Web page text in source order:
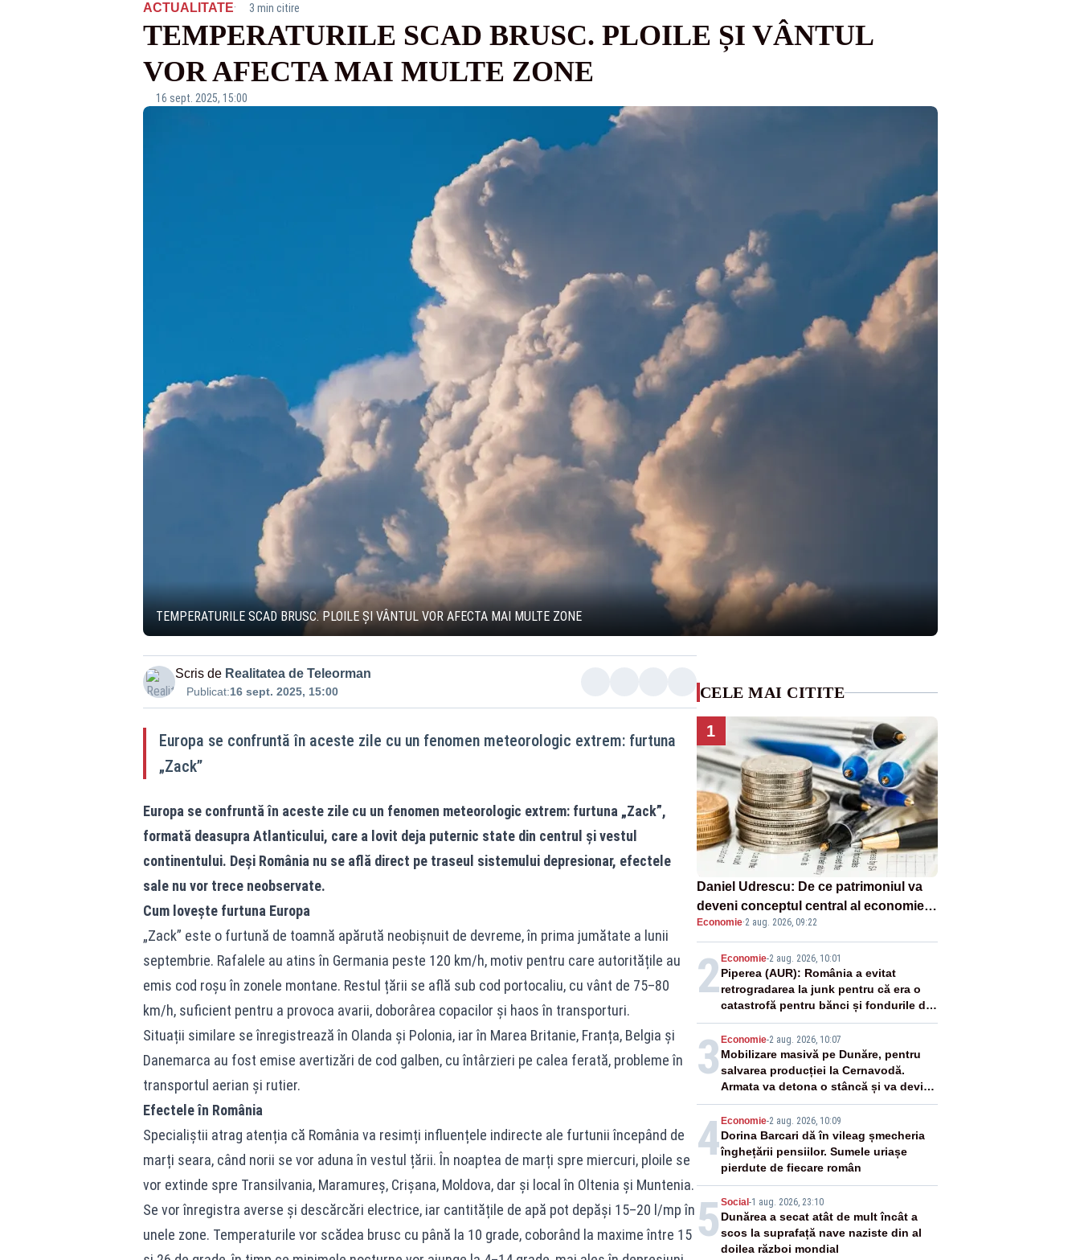
ACTUALITATE· 3 min citire
TEMPERATURILE SCAD BRUSC. PLOILE ȘI VÂNTUL
VOR AFECTA MAI MULTE ZONE
16 sept. 2025, 15:00
TEMPERATURILE SCAD BRUSC. PLOILE ȘI VÂNTUL VOR AFECTA MAI MULTE ZONE
Scris de Realitatea de Teleorman
Publicat:16 sept. 2025, 15:00
Europa se confruntă în aceste zile cu un fenomen meteorologic extrem: furtuna
„Zack”
Europa se confruntă în aceste zile cu un fenomen meteorologic extrem: furtuna „Zack”,
formată deasupra Atlanticului, care a lovit deja puternic state din centrul și vestul
continentului. Deși România nu se află direct pe traseul sistemului depresionar, efectele
sale nu vor trece neobservate.
Cum lovește furtuna Europa
„Zack” este o furtună de toamnă apărută neobișnuit de devreme, în prima jumătate a lunii
septembrie. Rafalele au atins în Germania peste 120 km/h, motiv pentru care autoritățile au
emis cod roșu în zonele montane. Restul țării se află sub cod portocaliu, cu vânt de 75–80
km/h, suficient pentru a provoca avarii, doborârea copacilor și haos în transporturi.
Situații similare se înregistrează în Olanda și Polonia, iar în Marea Britanie, Franța, Belgia și
Danemarca au fost emise avertizări de cod galben, cu întârzieri pe calea ferată, probleme în
transportul aerian și rutier.
Efectele în România
Specialiștii atrag atenția că România va resimți influențele indirecte ale furtunii începând de
marți seara, când norii se vor aduna în vestul țării. În noaptea de marți spre miercuri, ploile se
vor extinde spre Transilvania, Maramureș, Crișana, Moldova, dar și local în Oltenia și Muntenia.
Se vor înregistra averse și descărcări electrice, iar cantitățile de apă pot depăși 15–20 l/mp în
unele zone. Temperaturile vor scădea brusc cu până la 10 grade, coborând la maxime între 15
CELE MAI CITITE
1
Daniel Udrescu: De ce patrimoniul va
deveni conceptul central al economiei
viitoare?
Economie·2 aug. 2026, 09:22
2 Economie-2 aug. 2026, 10:01
Piperea (AUR): România a evitat
retrogradarea la junk pentru că era o
catastrofă pentru bănci și fondurile de
pensii
3 Economie-2 aug. 2026, 10:07
Mobilizare masivă pe Dunăre, pentru
salvarea producției la Cernavodă.
Armata va detona o stâncă și va devia
apa fluviului - IMAGINI AERIENE
4 Economie-2 aug. 2026, 10:09
Dorina Barcari dă în vileag șmecheria
înghețării pensiilor. Sumele uriașe
pierdute de fiecare român
5 Social -1 aug. 2026, 23:10
Dunărea a secat atât de mult încât a
scos la suprafață nave naziste din al
doilea război mondial